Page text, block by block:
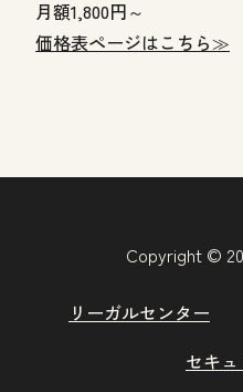
月額1,800円～
価格表ページはこちら≫
Copyright ©
リーガルセンター
セキ